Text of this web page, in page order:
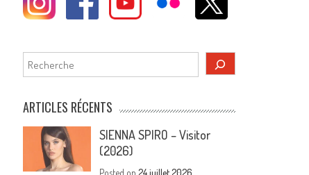
Rechercher
ARTICLES RÉCENTS
SIENNA SPIRO – Visitor
(2026)
Posted on24 juillet 2026